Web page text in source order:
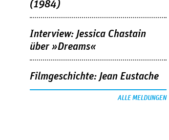
(1984)
Interview: Jessica Chastain
über »Dreams«
Filmgeschichte: Jean Eustache
ALLE MELDUNGEN